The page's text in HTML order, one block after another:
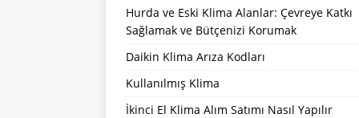
Hurda ve Eski Klima Alanlar: Çevreye Katkı
Sağlamak ve Bütçenizi Korumak
Daikin Klima Arıza Kodları
Kullanılmış Klima
İkinci El Klima Alım Satımı Nasıl Yapılır